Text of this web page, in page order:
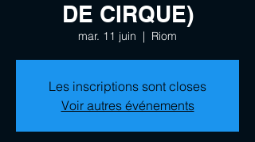
DE CIRQUE)
mar. 11 juin
  |
Riom
Les inscriptions sont closes
Voir autres événements